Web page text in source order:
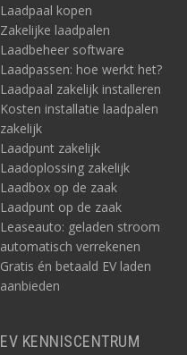
Laadpaal kopen
Zakelijke laadpalen
Laadbeheer software
Laadpassen: hoe werkt het?
Laadpaal zakelijk installeren
Kosten installatie laadpalen
zakelijk
Laadpunt zakelijk
Laadoplossing zakelijk
Laadbox op de zaak
Laadpunt op de zaak
Leaseauto: geladen stroom
automatisch verrekenen
Gratis én betaald EV laden
aanbieden
EV KENNISCENTRUM